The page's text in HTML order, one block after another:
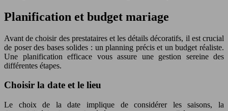
Planification et budget mariage
Avant de choisir des prestataires et les détails décoratifs, il est crucial
de poser des bases solides : un planning précis et un budget réaliste.
Une planification efficace vous assure une gestion sereine des
différentes étapes.
Choisir la date et le lieu
Le choix de la date implique de considérer les saisons, la